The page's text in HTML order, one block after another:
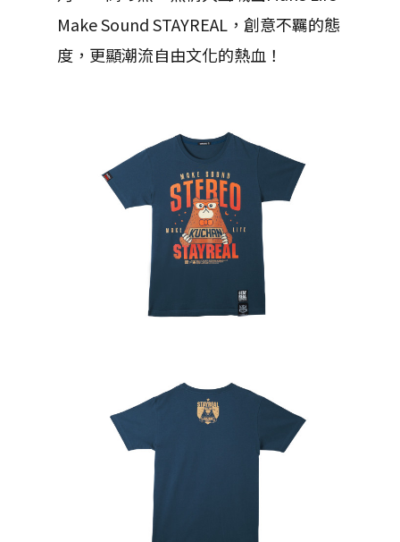
Make Sound STAYREAL，創意不羈的態
度，更顯潮流自由文化的熱血！